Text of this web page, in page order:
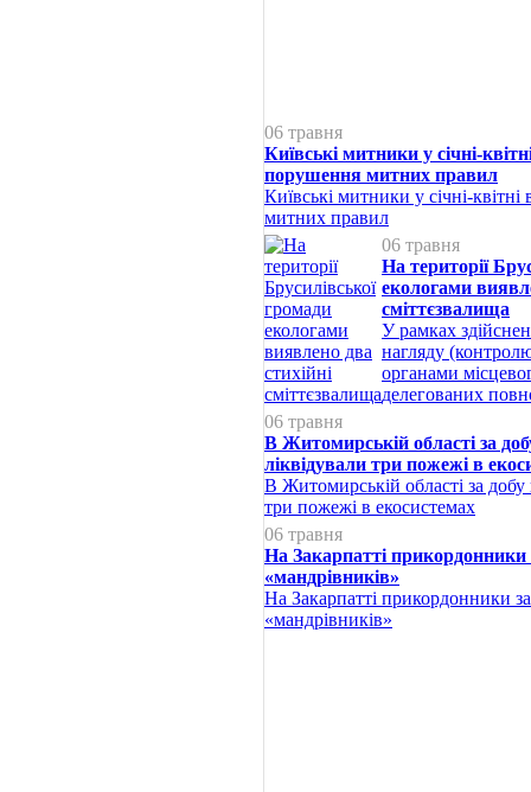
06 травня
Київські митники у січні-
порушення митних правил
Київські митники у січні-
митних правил
06 травня
На території
екологами
сміттєзвалища
У рамках
нагляду
органами
делегованих
06 травня
В Житомирській області за
ліквідували три пожежі в
В Житомирській області за добу
три пожежі в екосистемах
06 травня
На Закарпатті
«мандрівників»
На Закарпатті прикордонники
«мандрівників»